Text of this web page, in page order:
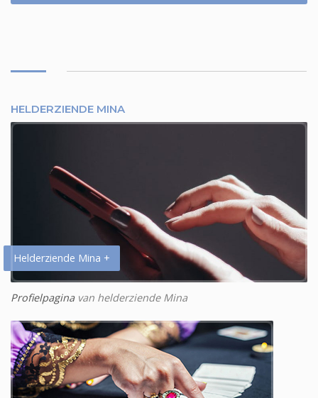
HELDERZIENDE MINA
Helderziende Mina +
Profielpaginavan helderziende Mina